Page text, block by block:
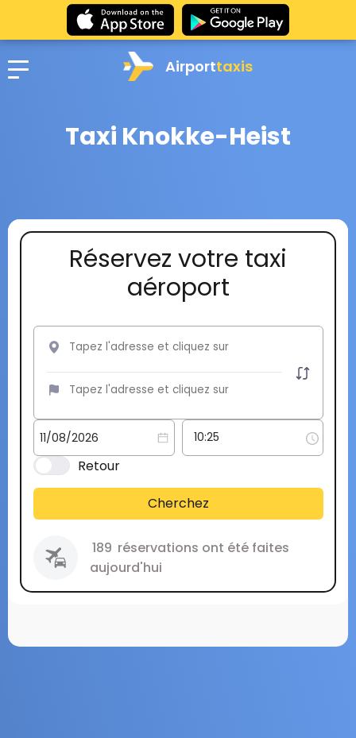
Airporttaxis
Taxi Knokke-Heist
Réservez votre taxi
aéroport
Retour
Cherchez
189 réservations ont été faites
aujourd'hui